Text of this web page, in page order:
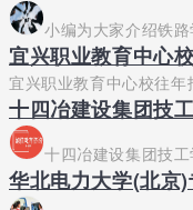
小编为大家介绍铁
宜兴职业教育中心
宜兴职业教育中心校往年
十四冶建设集团技
十四冶建设集团技
华北电力大学(北京